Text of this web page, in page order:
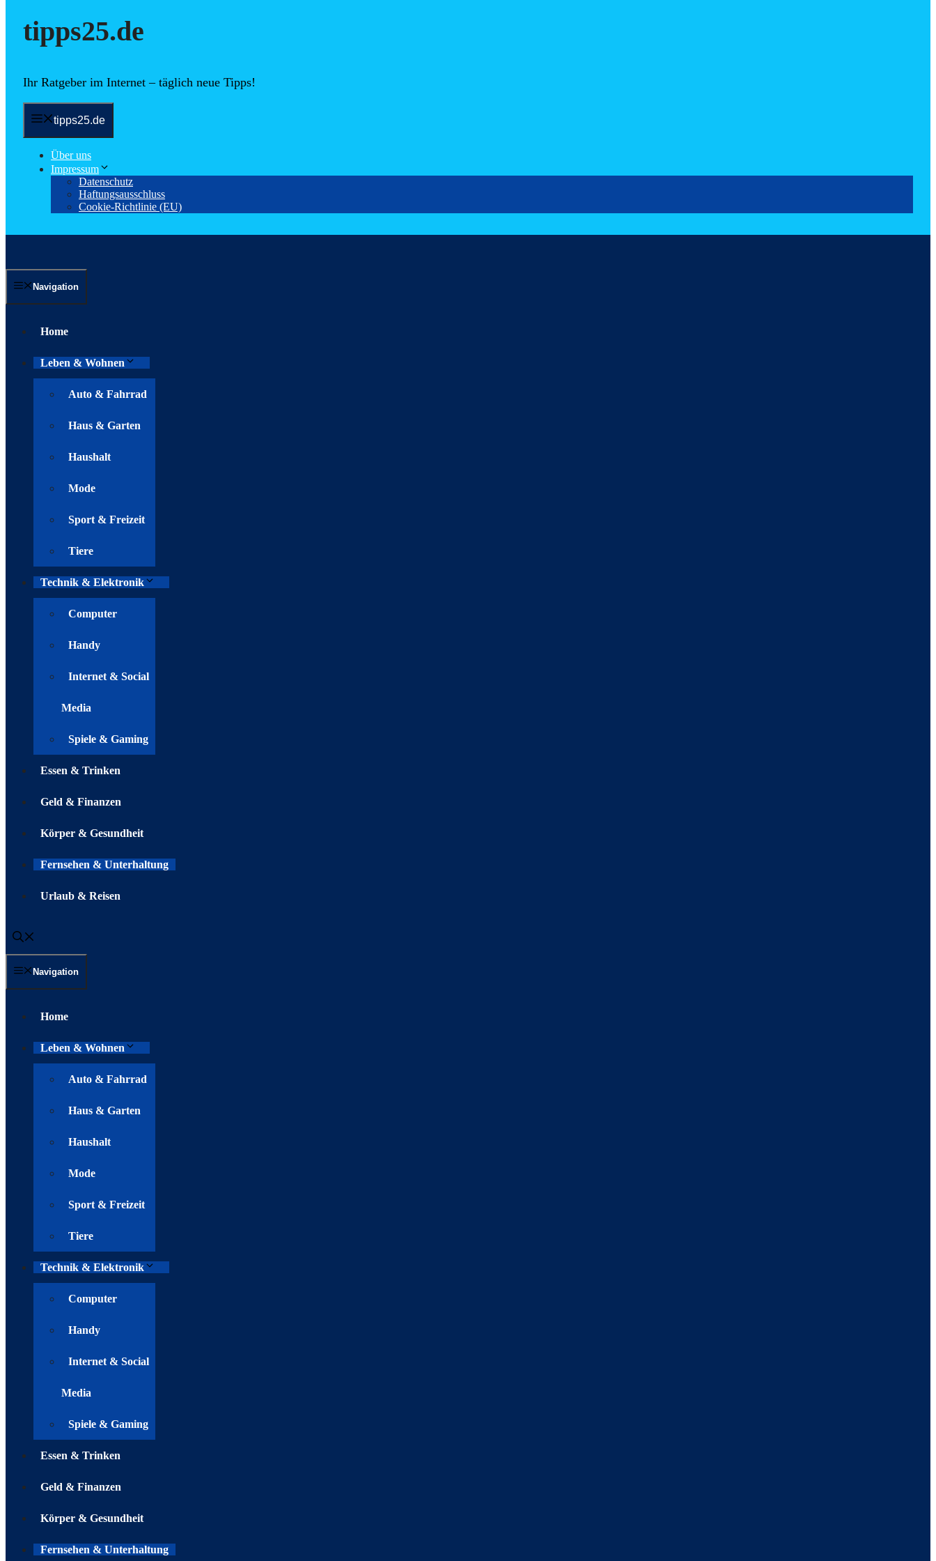
tipps25.de
Ihr Ratgeber im Internet – täglich neue Tipps!
tipps25.de
Über uns
Impressum
Datenschutz
Haftungsausschluss
Cookie-Richtlinie (EU)
Navigation
Home
Leben & Wohnen
Auto & Fahrrad
Haus & Garten
Haushalt
Mode
Sport & Freizeit
Tiere
Technik & Elektronik
Computer
Handy
Internet & Social
Media
Spiele & Gaming
Essen & Trinken
Geld & Finanzen
Körper & Gesundheit
Fernsehen & Unterhaltung
Urlaub & Reisen
Navigation
Home
Leben & Wohnen
Auto & Fahrrad
Haus & Garten
Haushalt
Mode
Sport & Freizeit
Tiere
Technik & Elektronik
Computer
Handy
Internet & Social
Media
Spiele & Gaming
Essen & Trinken
Geld & Finanzen
Körper & Gesundheit
Fernsehen & Unterhaltung